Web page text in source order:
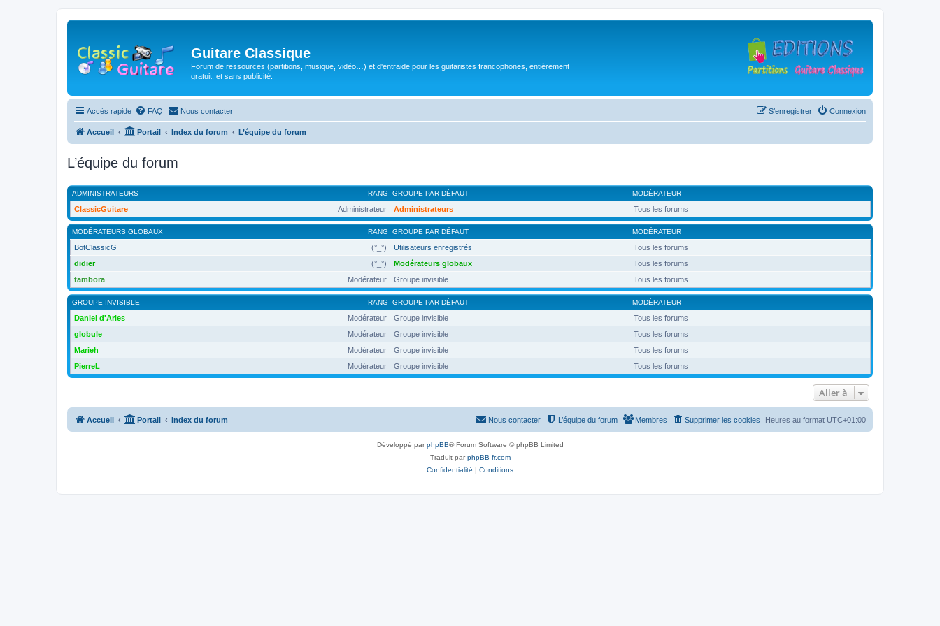
Guitare Classique
Forum de ressources (partitions, musique, vidéo…) et d'entraide pour les guitaristes francophones, entièrement
gratuit, et sans publicité.
Accès rapide FAQ Nous contacter Connexion
S’enregistrer
Accueil Portail Index du forum L’équipe du forum
L’équipe du forum
RANG
ADMINISTRATEURS GROUPE PAR DÉFAUT MODÉRATEUR
Administrateur
ClassicGuitare Administrateurs Tous les forums
RANG
MODÉRATEURS GLOBAUX GROUPE PAR DÉFAUT MODÉRATEUR
(°_°)
BotClassicG Utilisateurs enregistrés
Tous les forums
(°_°)
didier Modérateurs globaux
Tous les forums
Modérateur
tambora Groupe invisible Tous les forums
RANG
GROUPE INVISIBLE GROUPE PAR DÉFAUT MODÉRATEUR
Modérateur
Daniel d'Arles Groupe invisible
Tous les forums
Modérateur
globule Groupe invisible
Tous les forums
Modérateur
Marieh Groupe invisible
Tous les forums
Modérateur
PierreL Groupe invisible Tous les forums
Aller à
Accueil Portail Index du forum Heures au format UTC+01:00
Supprimer les cookies
Membres
L’équipe du forum
Nous contacter
Développé parphpBB® Forum Software © phpBB Limited
Traduit parphpBB-fr.com
Confidentialité | Conditions